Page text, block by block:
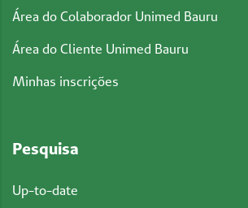
Área do Colaborador Unimed Bauru
Área do Cliente Unimed Bauru
Minhas inscrições
Pesquisa
Up-to-date